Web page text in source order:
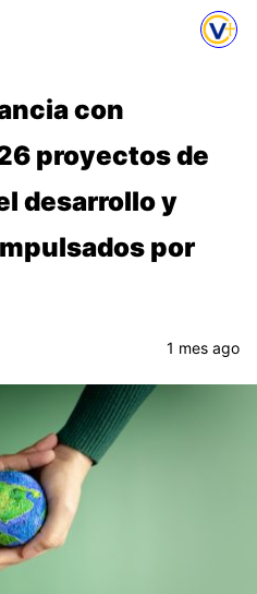
con
proyectos de
desarrollo y
por
1 mes ago